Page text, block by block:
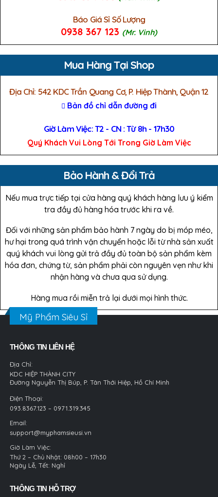
Báo Giá Sỉ Số Lượng
0938 367 123 (Mr. Vinh)
Mua Hàng Tại Shop
Địa Chỉ: 542 KDC Trần Quang Cơ, P. Hiệp Thành, Quận 12
Bản đồ chỉ dẫn đường đi
Giờ Làm Việc: T2 - CN : Từ 8h - 17h30
Quý Khách Vui Lòng Tới Trong Giờ Làm Việc
Bảo Hành & Đổi Trả
Nếu mua trực tiếp tại cửa hàng quý khách hàng lưu ý kiểm
tra đầy đủ hàng hóa trước khi ra về.
Đối với những sản phẩm bảo hành 7 ngày do bị móp méo,
hư hại trong quá trình vận chuyển hoặc lỗi từ nhà sản xuất
quý khách vui lòng gửi trả đầy đủ toàn bộ sản phẩm kèm
hóa đơn, chứng từ, sản phẩm phải còn nguyên vẹn như khi
nhận hàng và chưa qua sử dụng.
Hàng mua rồi miễn trả lại dưới mọi hình thức.
Mỹ Phẩm Siêu Sỉ
THÔNG TIN LIÊN HỆ
Địa Chỉ:
KDC HIỆP THÀNH CITY
Đường Nguyễn Thị Búp, P. Tân Thới Hiệp, Hồ Chí Minh
Điện Thoại:
093.8367.123 – 0971.319.345
Email:
support@myphamsieusi.vn
Giờ Làm Việc:
Thứ 2 – Chủ Nhật: 08h00 – 17h30
Ngày Lễ, Tết: Nghỉ
THÔNG TIN HỖ TRỢ